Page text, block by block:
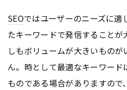
SEOではユーザーのニーズに適
たキーワードで発信することが
しもボリュームが大きいもの
ん。時として最適なキーワー
ものである場合がありますので